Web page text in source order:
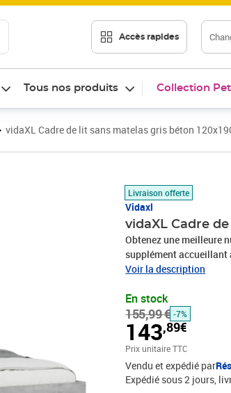
Accès rapides
Tous nos produits Collection
vidaXL Cadre de lit sans matelas gris béton
Livraison offerte
Vidaxl
vidaXL Cadre
Obtenez une meilleure
supplément accueillant
d'ingénierie est d'une
lit vous offre un
lire ou regarder la
bonne répartition du
torsion de votre corps
avec ce lit. Nous
boutique pour trouver
: bois
Voir la description
En stock
155,99 €
Prix barré 155,99 €
-7%
143,89€
Prix 143,89€
Prix unitaire TTC
Vendu et expédié par
Expédié sous 2 jours